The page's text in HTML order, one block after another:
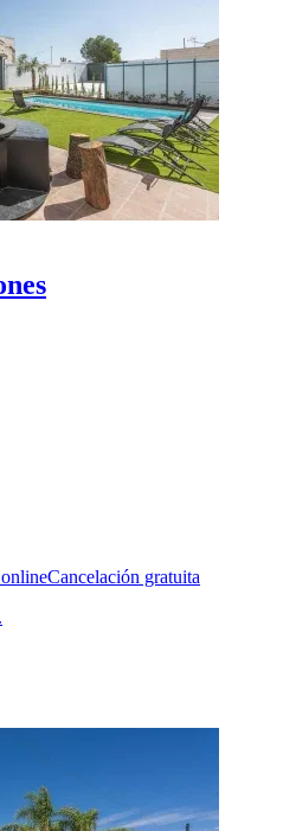
Cancelación gratuita